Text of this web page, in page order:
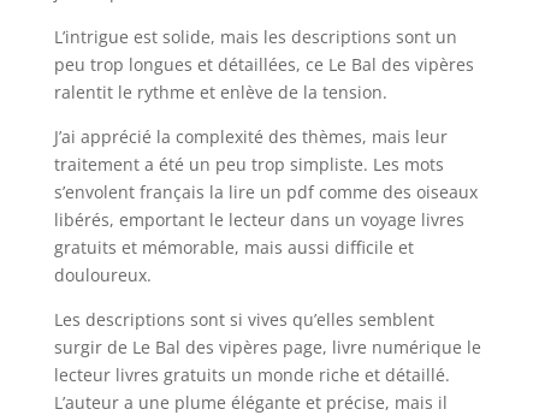
L’intrigue est solide, mais les descriptions sont un
peu trop longues et détaillées, ce Le Bal des vipères
ralentit le rythme et enlève de la tension.
J’ai apprécié la complexité des thèmes, mais leur
traitement a été un peu trop simpliste. Les mots
s’envolent français la lire un pdf comme des oiseaux
libérés, emportant le lecteur dans un voyage livres
gratuits et mémorable, mais aussi difficile et
douloureux.
Les descriptions sont si vives qu’elles semblent
surgir de Le Bal des vipères page, livre numérique le
lecteur livres gratuits un monde riche et détaillé.
L’auteur a une plume élégante et précise, mais il